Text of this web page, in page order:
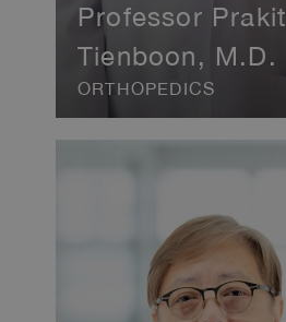
Professor Prakit
Tienboon, M.D.
ORTHOPEDICS